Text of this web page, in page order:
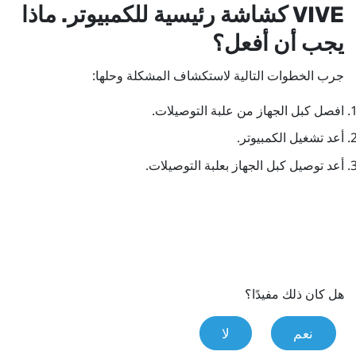
VIVEكشاشة رئيسية للكمبيوتر. ماذا
يجب أن أفعل؟
جرب الخطوات التالية لاستكشاف المشكلة وحلها:
افصل كبل الجهاز من علبة التوصيلات.
أعد تشغيل الكمبيوتر.
أعد توصيل كبل الجهاز بعلبة التوصيلات.
هل كان ذلك مفيدًا؟
نعم لا